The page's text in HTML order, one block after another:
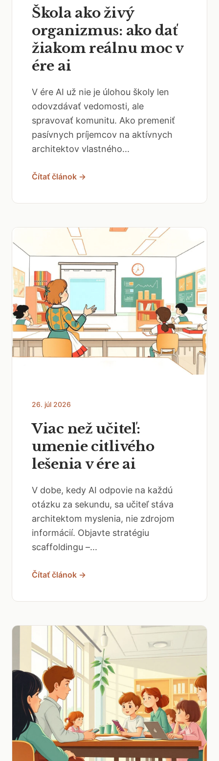
Škola ako živý
organizmus: ako dať
žiakom reálnu moc v
ére ai
V ére AI už nie je úlohou školy len
odovzdávať vedomosti, ale
spravovať komunitu. Ako premeniť
pasívnych príjemcov na aktívnych
architektov vlastného...
Čítať článok →
26. júl 2026
Viac než učiteľ:
umenie citlivého
lešenia v ére ai
V dobe, kedy AI odpovie na každú
otázku za sekundu, sa učiteľ stáva
architektom myslenia, nie zdrojom
informácií. Objavte stratégiu
scaffoldingu –...
Čítať článok →